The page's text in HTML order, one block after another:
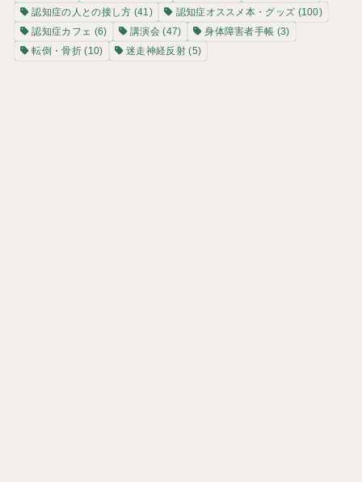
認知症の人との接し方 (41) 認知症オススメ本・グッズ (100)
認知症カフェ (6) 講演会 (47) 身体障害者手帳 (3)
転倒・骨折(10) 迷走神経反射(5)